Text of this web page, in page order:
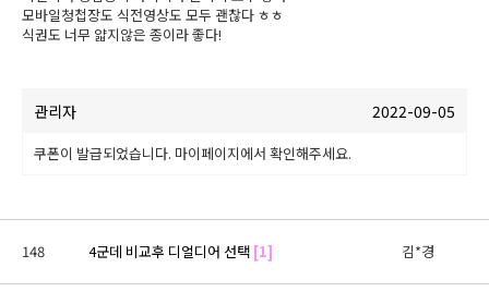
모바일청첩장도 식전영상도 모두 괜찮다 ㅎㅎ
식권도 너무 얇지않은 종이라 좋다!
관리자 2022-09-05
쿠폰이 발급되었습니다. 마이페이지에서 확인해주세요.
148 4군데 비교후 디얼디어 선택 [1] 김*경